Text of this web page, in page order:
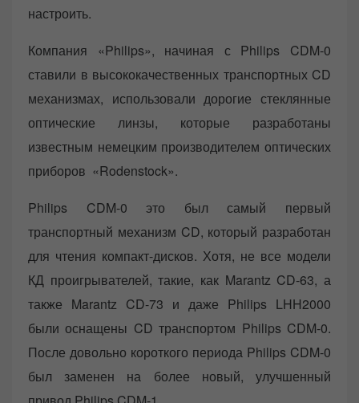
настроить.
Компания «Philips», начиная с Philips CDM-0
ставили в высококачественных транспортных CD
механизмах, использовали дорогие стеклянные
оптические линзы, которые разработаны
известным немецким производителем оптических
приборов «Rodenstock».
Philips CDM-0 это был самый первый
транспортный механизм CD, который разработан
для чтения компакт-дисков. Хотя, не все модели
КД проигрывателей, такие, как Marantz CD-63, а
также Marantz CD-73 и даже Philips LHH2000
были оснащены CD транспортом Philips CDM-0.
После довольно короткого периода Philips CDM-0
был заменен на более новый, улучшенный